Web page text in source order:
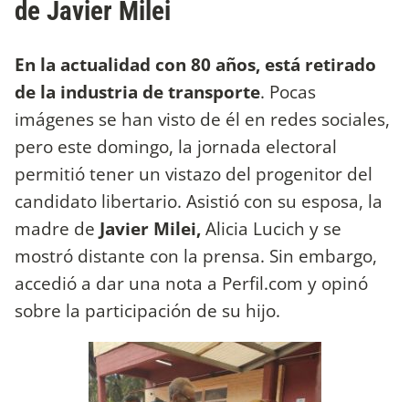
de Javier Milei
En la actualidad con 80 años, está retirado
de la industria de transporte. Pocas
imágenes se han visto de él en redes sociales,
pero este domingo, la jornada electoral
permitió tener un vistazo del progenitor del
candidato libertario. Asistió con su esposa, la
madre de Javier Milei,Alicia Lucich y se
mostró distante con la prensa. Sin embargo,
accedió a dar una nota a Perfil.com y opinó
sobre la participación de su hijo.